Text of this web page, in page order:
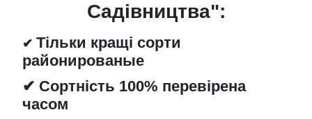
Садівництва":
✔ Тільки кращі сорти
районированые
✔ Сортність 100% перевірена
часом